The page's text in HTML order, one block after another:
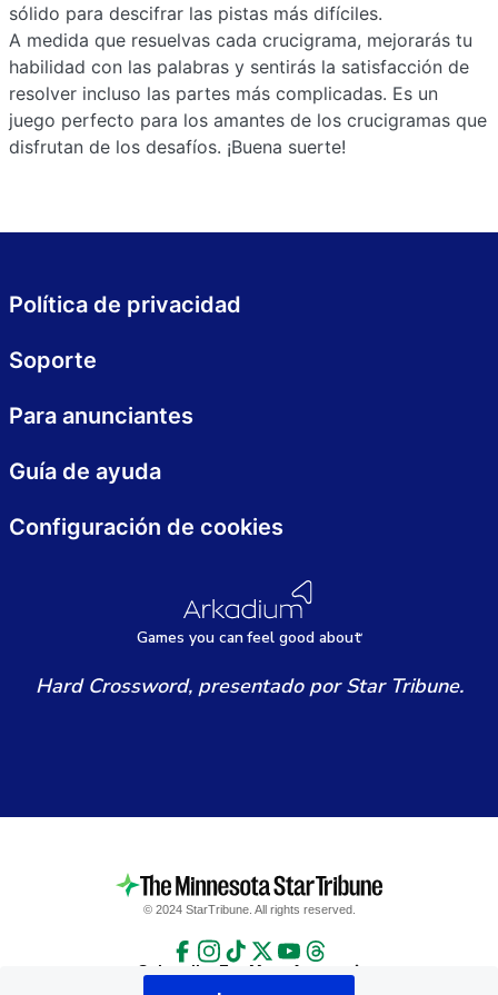
sólido para descifrar las pistas más difíciles.
A medida que resuelvas cada crucigrama, mejorarás tu
habilidad con las palabras y sentirás la satisfacción de
resolver incluso las partes más complicadas. Es un
juego perfecto para los amantes de los crucigramas que
disfrutan de los desafíos. ¡Buena suerte!
Games you canfeel good about
Política de privacidad
Soporte
Para anunciantes
Guía de ayuda
Configuración de cookies
Hard Crossword, presentado por Star Tribune.
© 2024 StarTribune. All rights reserved.
Subscribe For More Access